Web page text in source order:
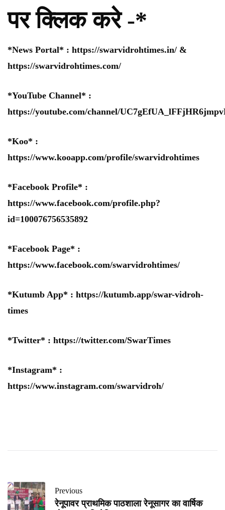
पर क्लिक करे -*
*News Portal* : https://swarvidrohtimes.in/ &
https://swarvidrohtimes.com/
*YouTube Channel* :
https://youtube.com/channel/
*Koo* :
https://www.kooapp.com/profile/swarvidrohtimes
*Facebook Profile* :
https://www.facebook.com/profile.php?
id=100076756535892
*Facebook Page* :
https://www.facebook.com/swarvidrohtimes/
*Kutumb App* : https://kutumb.app/swar-vidroh-
times
*Twitter* : https://twitter.com/SwarTimes
*Instagram* :
https://www.instagram.com/swarvidroh/
Previous
रेनूपावर प्राथमिक पाठशाला रेनूसागर का वार्षिक